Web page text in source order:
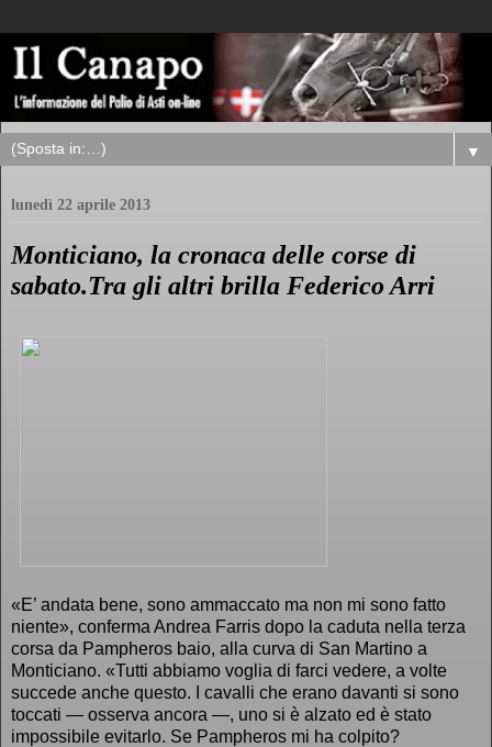
▼
lunedì 22 aprile 2013
Monticiano, la cronaca delle corse di
sabato.Tra gli altri brilla Federico Arri
«E’ andata bene, sono ammaccato ma non mi sono fatto
niente», conferma Andrea Farris dopo la caduta nella terza
corsa da Pampheros baio, alla curva di San Martino a
Monticiano. «Tutti abbiamo voglia di farci vedere, a volte
succede anche questo. I cavalli che erano davanti si sono
toccati — osserva ancora —, uno si è alzato ed è stato
impossibile evitarlo. Se Pampheros mi ha colpito?